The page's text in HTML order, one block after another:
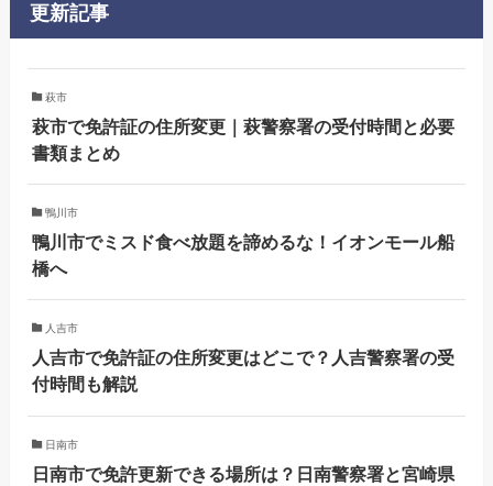
更新記事
萩市
萩市で免許証の住所変更｜萩警察署の受付時間と必要
書類まとめ
鴨川市
鴨川市でミスド食べ放題を諦めるな！イオンモール船
橋へ
人吉市
人吉市で免許証の住所変更はどこで？人吉警察署の受
付時間も解説
日南市
日南市で免許更新できる場所は？日南警察署と宮崎県